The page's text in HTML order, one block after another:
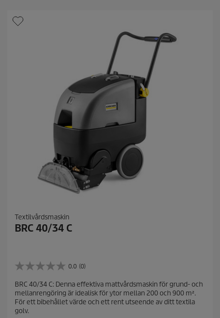
o
r
Textilvårdsmaskin
BRC 40/34 C
0.0 (0)
0
0
a
v
5
BRC 40/34 C: Denna effektiva mattvårdsmaskin för grund- och
mellanrengöring är idealisk för ytor mellan 200 och 900 m².
För ett bibehållet värde och ett rent utseende av ditt textila
golv.